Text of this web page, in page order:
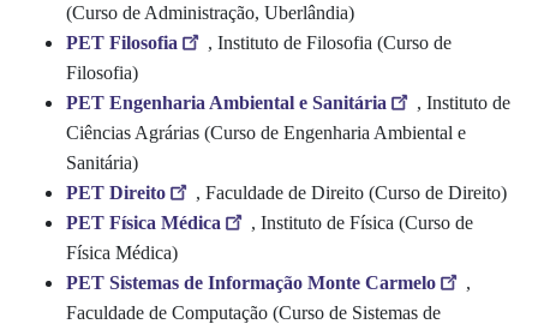
(Curso de Administração, Uberlândia)
PET Filosofia
, Instituto de Filosofia (Curso de
Filosofia)
PET Engenharia Ambiental e Sanitária
, Instituto de
Ciências Agrárias (Curso de Engenharia Ambiental e
Sanitária)
PET Direito
, Faculdade de Direito (Curso de Direito)
PET Física Médica
, Instituto de Física (Curso de
Física Médica)
PET Sistemas de Informação Monte Carmelo
,
Faculdade de Computação (Curso de Sistemas de